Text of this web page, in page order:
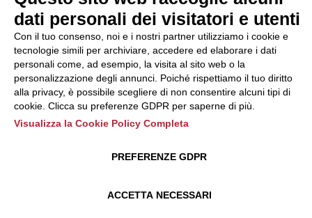
dati personali dei visitatori e utenti
Con il tuo consenso, noi e i nostri partner utilizziamo i cookie e
tecnologie simili per archiviare, accedere ed elaborare i dati
personali come, ad esempio, la visita al sito web o la
personalizzazione degli annunci. Poiché rispettiamo il tuo diritto
alla privacy, è possibile scegliere di non consentire alcuni tipi di
cookie. Clicca su preferenze GDPR per saperne di più.
Visualizza la Cookie Policy Completa
ACCETTA NECESSARI
PREFERENZE GDPR